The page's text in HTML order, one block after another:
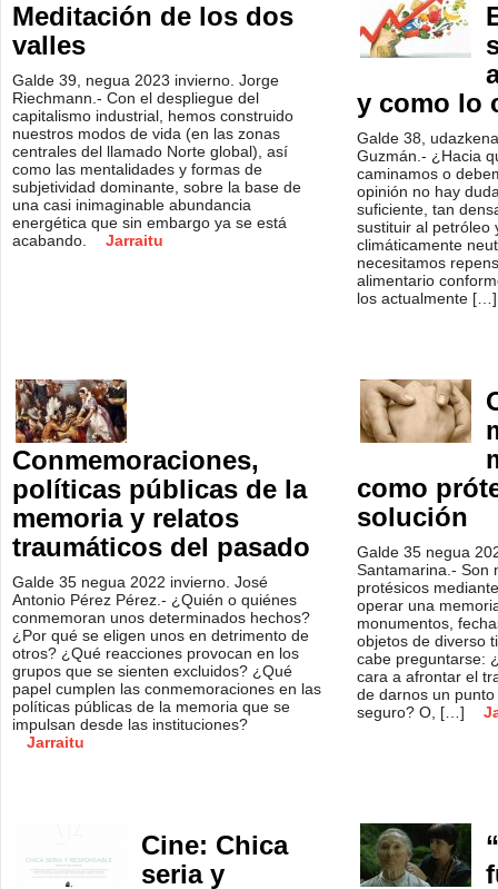
Meditación de los dos
valles
Galde 39, negua 2023 invierno. Jorge
Riechmann.- Con el despliegue del
capitalismo industrial, hemos construido
nuestros modos de vida (en las zonas
centrales del llamado Norte global), así
como las mentalidades y formas de
subjetividad dominante, sobre la base de
una casi inimaginable abundancia
energética que sin embargo ya se está
acabando.
Jarraitu
y como lo
Galde 38,
Guzmán.- ¿Hacia
caminamos o
opinión no hay
suficiente, tan
sustituir al petróleo
climáticamente
necesitamos
alimentario
los actualmente
Conmemoraciones,
políticas públicas de la
memoria y relatos
traumáticos del pasado
Galde 35 negua 2022 invierno. José
Antonio Pérez Pérez.- ¿Quién o quiénes
conmemoran unos determinados hechos?
¿Por qué se eligen unos en detrimento de
otros? ¿Qué reacciones provocan en los
grupos que se sienten excluidos? ¿Qué
papel cumplen las conmemoraciones en las
políticas públicas de la memoria que se
impulsan desde las instituciones?
Jarraitu
como
solución
Galde 35 negua
Santamarina.- Son
protésicos
operar una
monumentos,
objetos de diverso
cabe preguntarse:
cara a afrontar el
de darnos un
seguro? O, […]
Cine: Chica
seria y